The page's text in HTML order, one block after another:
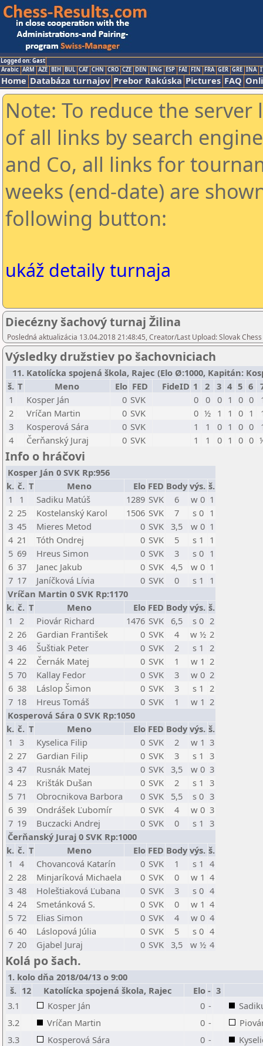
Logged on: Gast
Arabic ARM AZE BIH BUL CAT CHN CRO CZE DEN ENG ESP FAI FIN FRA GER GRE INA
Home Databáza turnajov Prebor Rakúska Pictures FAQ
Note: To reduce the
of all links by search
and Co, all links for
weeks (end-date) are
following button:
ukáž detaily turnaja
Diecézny šachový turnaj Žilina
Posledná aktualizácia 13.04.2018 21:48:45, Creator/Last Upload: Slovak
Výsledky družstiev po šachovniciach
11. Katolícka spojená škola, Rajec (Elo Ø:1000, Kapitán:
š. T Meno Elo FED FideID 1 2 3 4 5 6
1
Kosper Ján 0 SVK 0 0 0 1 0 0
2
Vríčan Martin 0 SVK 0 ½ 1 1 0 1
3
Kosperová Sára 0 SVK 1 1 0 1 0 0
4
Čerňanský Juraj 0 SVK 1 1 0 1 0 0
Info o hráčovi
Kosper Ján 0 SVK Rp:956
k. č. T Meno Elo FED Body výs. š.
1
1 Sadiku Matúš 1289 SVK 6 w 0 1
2 25 Kostelanský Karol 1506 SVK 7 s 0 1
3 45 Mieres Metod 0 SVK 3,5 w 0 1
4 21 Tóth Ondrej 0 SVK 5 s 1
1
5 69 Hreus Simon 0 SVK 3 s 0 1
6 37 Janec Jakub 0 SVK 4,5 w 0 1
7 17 Janíčková Lívia 0 SVK 0 s 1
1
Vríčan Martin 0 SVK Rp:1170
k. č. T Meno Elo FED Body výs. š.
1
2 Piovár Richard 1476 SVK 6,5 s 0 2
2 26 Gardian František 0 SVK 4 w ½ 2
3 46 Šuštiak Peter 0 SVK 2 s 1 2
4 22 Černák Matej 0 SVK 1 w 1 2
5 70 Kallay Fedor 0 SVK 3 w 0 2
6 38 Láslop Šimon 0 SVK 3 s 1 2
7 18 Hreus Tomáš 0 SVK 1 w 1 2
Kosperová Sára 0 SVK Rp:1050
k. č. T Meno Elo FED Body výs. š.
1
3 Kyselica Filip 0 SVK 2 w 1 3
2 27 Gardian Filip 0 SVK 3 s 1 3
3 47 Rusnák Matej 0 SVK 3,5 w 0 3
4 23 Krišták Dušan 0 SVK 2 s 1 3
5 71 Obrocnikova Barbora 0 SVK 5,5 s 0 3
6 39 Ondrášek Ľubomír 0 SVK 4 w 0 3
7 19 Buczacki Andrej 0 SVK 0 s 1 3
Čerňanský Juraj 0 SVK Rp:1000
k. č. T Meno Elo FED Body výs. š.
1
4 Chovancová Katarín 0 SVK 1 s 1 4
2 28 Minjaríková Michaela 0 SVK 0 w 1 4
3 48 Holeštiaková Ľubana 0 SVK 3 s 0 4
4 24 Smetánková S. 0 SVK 0 w 1 4
5 72 Elias Simon 0 SVK 4 w 0 4
6 40 Láslopová Júlia 0 SVK 5 s 0 4
7 20 Gjabel Juraj 0 SVK 3,5 w ½ 4
Kolá po šach.
1. kolo dňa 2018/04/13 o 9:00
š. 12 Katolícka spojená škola, Rajec Elo - 3
3.1
Kosper Ján 0 -
3.2
Vríčan Martin 0 -
3.3
Kosperová Sára 0 -